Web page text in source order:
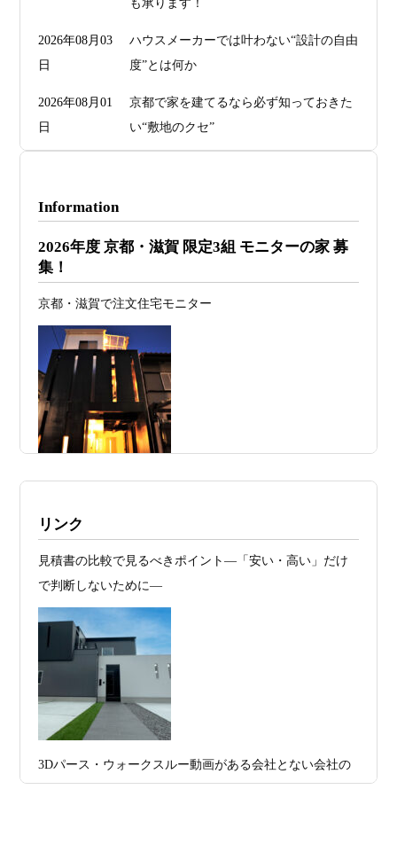
も承ります！
2026年08月03
日
ハウスメーカーでは叶わない“設計の自由
度”とは何か
2026年08月01
日
京都で家を建てるなら必ず知っておきた
い“敷地のクセ”
日
ァーススト一級建築士事務所が考える“設
2026年07月24
旗竿地・狭小地は「土地代が安い＝お
得」ではない ―道路が狭い京都・滋賀で
こそ知っておくべき“建築費が上がる理
由”―
2026年07月23
日
予算が限られていても“美しい家”はつく
れる 削るべき場所・残すべき場所をどう
日
RC風デザインを実現するための設計戦略
デザイン住宅
2026年07月11
日
京都・滋賀で注文住宅を建てるなら、建
プラン、相談・3D設計で理想の家づくり
日
由なのか
Information
2026年度 京都・滋賀 限定3組 モニターの家 募
集！
京都・滋賀で注文住宅モニター
施工例・京都市北区・ハイクラスの家1UP
多数お問合せありがとうございました。2021～
2025年度 京都・滋賀の注文住宅モニター募
お問合せ有難う御座いました。京都市北区I様,京都市中京
区K様,京都市右京区S様,滋賀県大津市T様,京都市中京区A
様,京都市山科区E様,滋賀県大津市S様,滋賀県草津市D様,
京都市中京区M様,京都市北区M様,京都市上京区T様,京都
市中京区E様,滋賀県大津市T様,滋賀県大津市A様,京都市
山科区Y様,京都市中京区I様,京都市山科区D様,滋賀県草津
市S様,京都市北区A様,京都府宇治市I様,京都市中京区N様,
リンク
見積書の比較で見るべきポイント―「安い・高い」だけ
で判断しないために―
3Dパース・ウォークスルー動画がある会社とない会社の